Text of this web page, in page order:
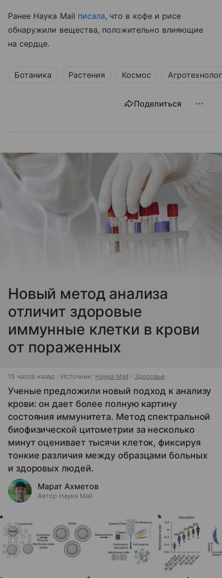
Ранее Наука Mail писала, что в кофе и рисе
обнаружили вещества, положительно влияющие
на сердце.
Ботаника Растения Космос
Поделиться
Новый метод анализа
отличит здоровые
иммунные клетки в крови
от пораженных
15 часов назад Источник: Наука Mail Здоровье
Ученые предложили новый подход к анализу
крови: он дает более полную картину
состояния иммунитета. Метод спектральной
биофизической цитометрии за несколько
минут оценивает тысячи клеток, фиксируя
тонкие различия между образцами больных
и здоровых людей.
Марат Ахметов
Автор Наука Mail